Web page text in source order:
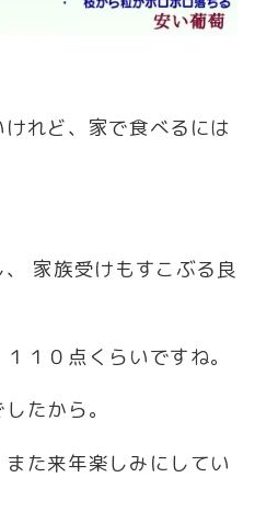
れど、家で食べるには
家族受けもすこぶる良
１０点くらいですね。
たから。
た来年楽しみにしてい